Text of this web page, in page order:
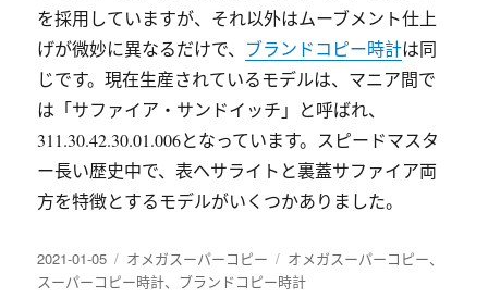
を採用していますが、それ以外はムーブメント仕上
げが微妙に異なるだけで、 ブランドコピー時計は同
じです。現在生産されているモデルは、マニア間で
は「サファイア・サンドイッチ」と呼ばれ、
311.30.42.30.01.006となっています。スピードマスタ
ー長い歴史中で、表ヘサライトと裏蓋サファイア両
方を特徴とするモデルがいくつかありました。
发
布
2021-01-05
分
类
オメガスーパーコピー
标
签
オメガスーパーコピー、
スーパーコピー時計、 ブランドコピー時計